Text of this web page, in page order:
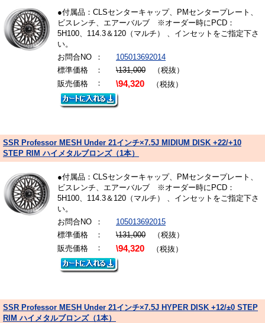
●付属品：CLSセンターキャップ、PMセンタープレート、
ビスレンチ、エアーバルブ ※オーダー時にPCD：
5H100、114.3＆120（マルチ） 、インセットをご指定下さ
い。
お問合NO
：
105013692014
標準価格
： \131,000 （税抜）
販売価格
： \94,320 （税抜）
SSR Professor MESH Under 21インチ×7.5J MIDIUM DISK +22/+10
STEP RIM ハイメタルブロンズ（1本）
●付属品：CLSセンターキャップ、PMセンタープレート、
ビスレンチ、エアーバルブ ※オーダー時にPCD：
5H100、114.3＆120（マルチ） 、インセットをご指定下さ
い。
お問合NO
：
105013692015
標準価格
： \131,000 （税抜）
販売価格
： \94,320 （税抜）
SSR Professor MESH Under 21インチ×7.5J HYPER DISK +12/±0 STEP
RIM ハイメタルブロンズ（1本）